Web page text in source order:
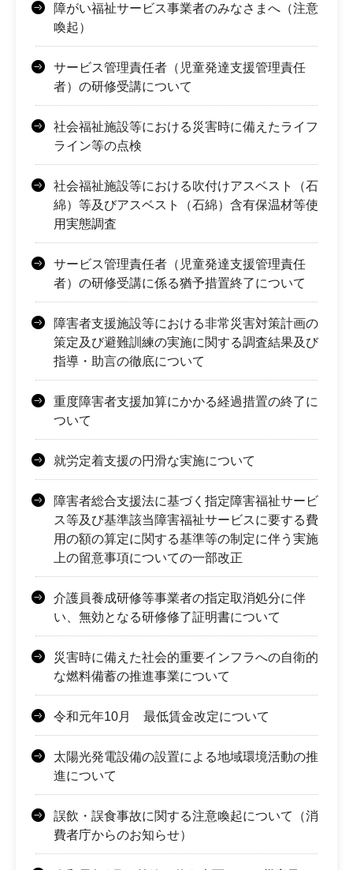
障がい福祉サービス事業者のみなさまへ（注意
喚起）
サービス管理責任者（児童発達支援管理責任
者）の研修受講について
社会福祉施設等における災害時に備えたライフ
ライン等の点検
社会福祉施設等における吹付けアスベスト（石
綿）等及びアスベスト（石綿）含有保温材等使
用実態調査
サービス管理責任者（児童発達支援管理責任
者）の研修受講に係る猶予措置終了について
障害者支援施設等における非常災害対策計画の
策定及び避難訓練の実施に関する調査結果及び
指導・助言の徹底について
重度障害者支援加算にかかる経過措置の終了に
ついて
就労定着支援の円滑な実施について
障害者総合支援法に基づく指定障害福祉サービ
ス等及び基準該当障害福祉サービスに要する費
用の額の算定に関する基準等の制定に伴う実施
上の留意事項についての一部改正
介護員養成研修等事業者の指定取消処分に伴
い、無効となる研修修了証明書について
災害時に備えた社会的重要インフラへの自衛的
な燃料備蓄の推進事業について
令和元年10月 最低賃金改定について
太陽光発電設備の設置による地域環境活動の推
進について
誤飲・誤食事故に関する注意喚起について（消
費者庁からのお知らせ）